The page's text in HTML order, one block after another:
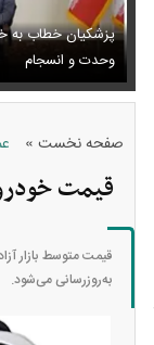
پزشکیان خطاب به
وحدت و انسجام
عکس /
صفحه نخست»
قیمت خودرو‌های
به‌روز‌رسانی می‌شود.